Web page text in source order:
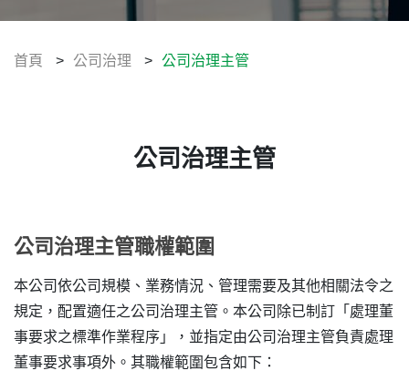
企業誠信經營
公司治理相關規章
資訊安全管理
人力資源
聯絡我們
首頁 > 公司治理 > 公司治理主管
公司治理主管
公司治理主管職權範圍
本公司依公司規模、業務情況、管理需要及其他相關法令之
規定，配置適任之公司治理主管。本公司除已制訂「處理董
事要求之標準作業程序」，並指定由公司治理主管負責處理
董事要求事項外。其職權範圍包含如下：